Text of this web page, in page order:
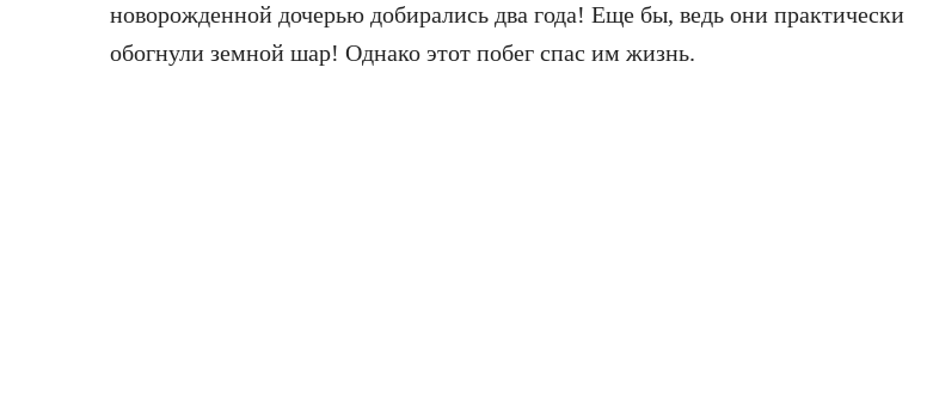
новорожденной дочерью добирались два года! Еще бы, ведь они практически
обогнули земной шар! Однако этот побег спас им жизнь.